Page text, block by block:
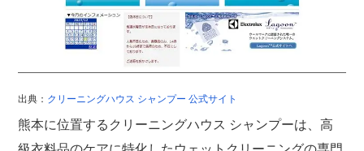
出典： クリーニングハウス シャンプー 公式サイト
熊本に位置するクリーニングハウス シャンプーは、高